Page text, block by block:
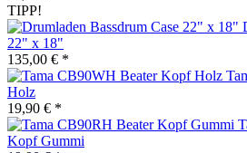
TIPP!
22" x 18"
135,00 € *
Holz
19,90 € *
Kopf Gummi